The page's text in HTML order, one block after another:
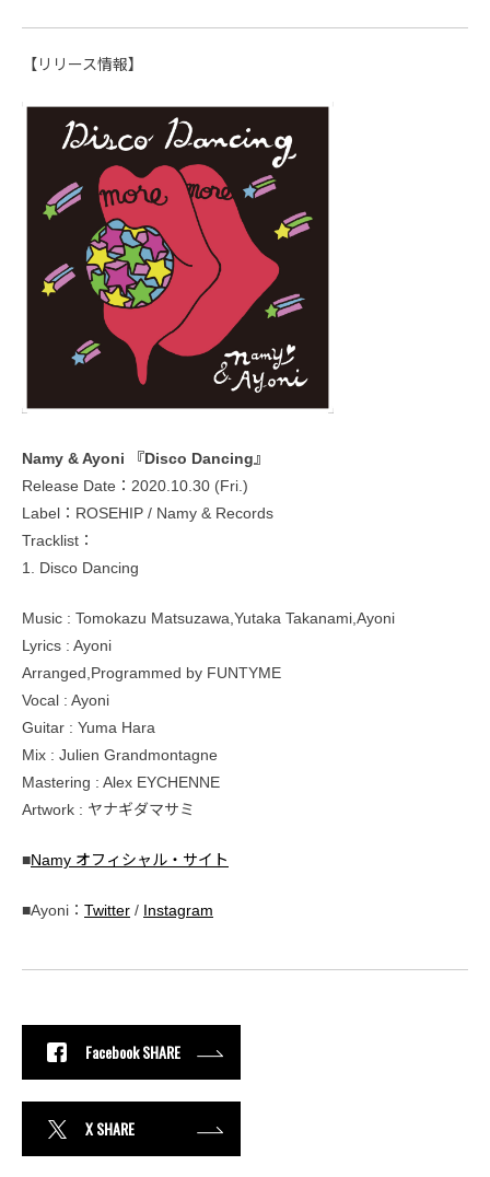
【リリース情報】
Namy & Ayoni 『Disco Dancing』
Release Date：2020.10.30 (Fri.)
Label：ROSEHIP / Namy & Records
Tracklist：
1. Disco Dancing
Music : Tomokazu Matsuzawa,Yutaka Takanami,Ayoni
Lyrics : Ayoni
Arranged,Programmed by FUNTYME
Vocal : Ayoni
Guitar : Yuma Hara
Mix : Julien Grandmontagne
Mastering : Alex EYCHENNE
Artwork : ヤナギダマサミ
■Namy オフィシャル・サイト
■Ayoni： Twitter / Instagram
Facebook SHARE
X SHARE